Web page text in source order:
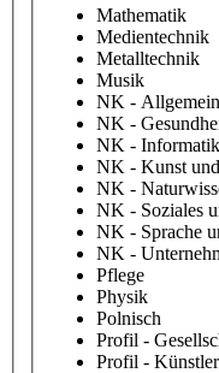
Mathematik
Medientechnik
Metalltechnik
Musik
NK - Allgemein
NK -
NK -
NK - Kunst
NK -
NK - Soziales
NK - Sprache
NK -
Pflege
Physik
Polnisch
Profil -
Profil -